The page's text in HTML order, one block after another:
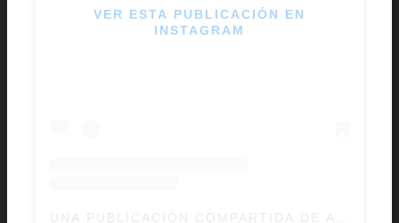
VER ESTA PUBLICACIÓN EN
INSTAGRAM